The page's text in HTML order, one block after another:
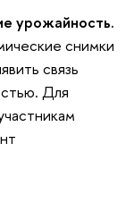
урожайность.
снимки
связь
Для